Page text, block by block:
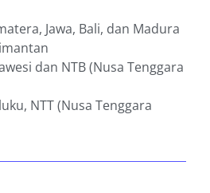
Jawa, Bali, dan Madura
dan NTB (Nusa Tenggara
NTT (Nusa Tenggara